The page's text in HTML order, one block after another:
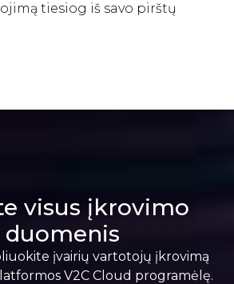
tiesiog iš savo pirštų
visus įkrovimo
įvairių vartotojų įkrovimą
V2C Cloud programėlę.